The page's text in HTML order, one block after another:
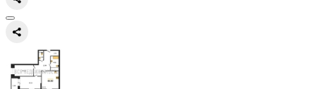
2-комнатная квартира, 66.82
этаж
Воронеж, Кривошеина ул., д. 13/14